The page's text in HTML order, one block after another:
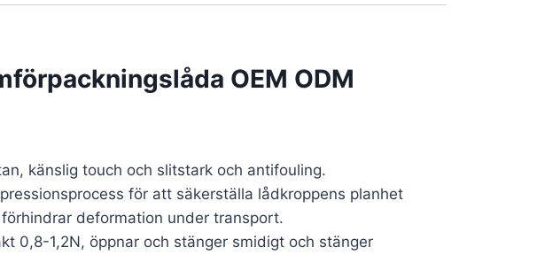
OEM ODM
känslig touch och slitstark och antifouling.
för att säkerställa lådkroppens planhet
deformation under transport.
0,8-1,2N, öppnar och stänger smidigt och stänger